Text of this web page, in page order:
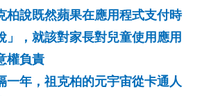
柏說既然蘋果在應用程式支付時
」，就該對家長對兒童使用應用
權負責
一年，祖克柏的元宇宙從卡通人